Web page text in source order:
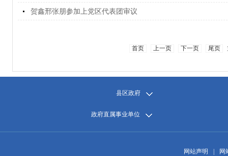
贺鑫邢张朋参加上党区代表团审议
首页 上一页 下一页 尾页
县区政府
政府直属事业单位
网站声明
网